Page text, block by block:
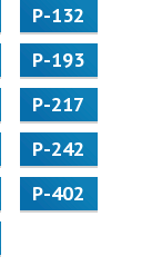
Р-132
Р-193
Р-217
Р-242
Р-402